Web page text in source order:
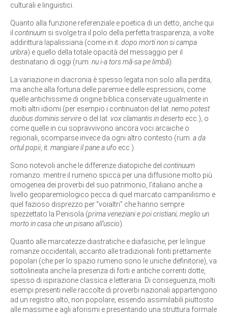
culturali e linguistici.
Quanto alla funzione referenziale e poetica di un detto, anche qui
il continuum si svolge tra il polo della perfetta trasparenza, a volte
addirittura lapalissiana (come in it. dopo morti non si campa
un’ora) e quello della totale opacità del messaggio per il
destinatario di oggi (rum. nu i-a tors mă-sa pe limbă).
La variazione in diacronia è spesso legata non solo alla perdita,
ma anche alla fortuna delle paremie e delle espressioni, come
quelle antichissime di origine biblica conservate ugualmente in
molti altri idiomi (per esempio i continuatori del lat. nemo potest
duobus dominis servire o del lat. vox clamantis in deserto ecc.), o
come quelle in cui sopravvivono ancora voci arcaiche o
regionali, scomparse invece da ogni altro contesto (rum. a da
ortul popii , it. mangiare il pane a ufo ecc.).
Sono notevoli anche le differenze diatopiche del continuum
romanzo: mentre il rumeno spicca per una diffusione molto più
omogenea dei proverbi del suo patrimonio, l’italiano anche a
livello geoparemiologico pecca di quel marcato campanilismo e
quel fazioso disprezzo per “voialtri” che hanno sempre
spezzettato la Penisola (prima veneziani e poi cristiani; meglio un
morto in casa che un pisano all’uscio)
Quanto alle marcatezze diastratiche e diafasiche, per le lingue
romanze occidentali, accanto alle tradizionali fonti prettamente
popolari (che per lo spazio rumeno sono le uniche definitorie), va
sottolineata anche la presenza di forti e antiche correnti dotte,
spesso di ispirazione classica e letteraria. Di conseguenza, molti
esempi presenti nelle raccolte di proverbi nazionali appartengono
ad un registro alto, non popolare, essendo assimilabili piuttosto
alle massime e agli aforismi e presentando una struttura formale